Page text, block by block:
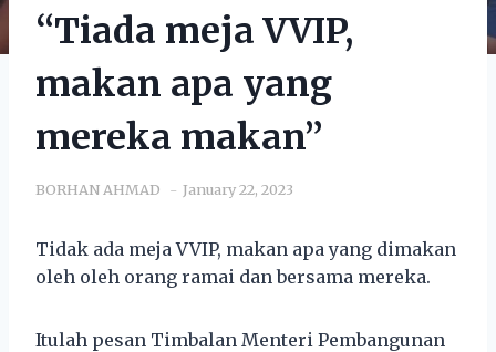
“Tiada meja VVIP,
makan apa yang
mereka makan”
BORHAN AHMAD January 22, 2023
Tidak ada meja VVIP, makan apa yang dimakan
oleh oleh orang ramai dan bersama mereka.
Itulah pesan Timbalan Menteri Pembangunan